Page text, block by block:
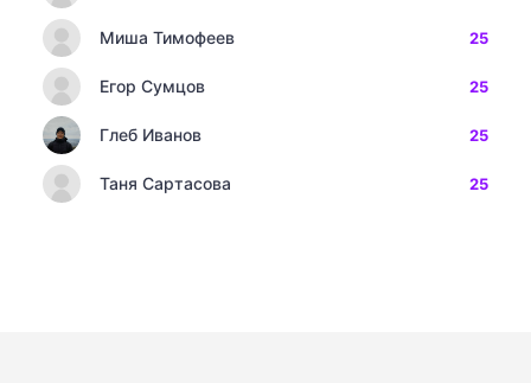
Миша Тимофеев 25
Егор Сумцов 25
Глеб Иванов 25
Таня Сартасова 25